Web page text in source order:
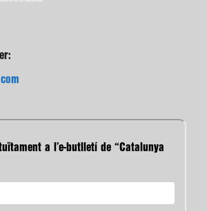
a l’e-butlletí de “Catalunya